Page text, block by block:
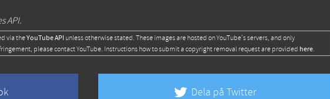
API.
via theYouTube API unless otherwise stated. These images are hosted on YouTube's servers, and only
please contact YouTube. Instructions how to submit a copyright removal request are provided here.
Dela på Twitter